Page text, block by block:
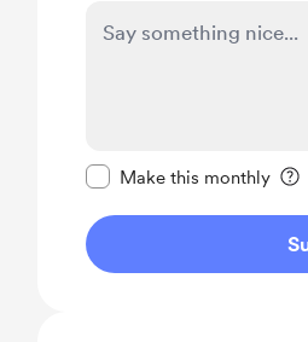
Make this monthly